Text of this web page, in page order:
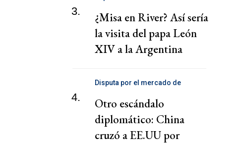
3.
¿Misa en River? Así sería
la visita del papa León
XIV a la Argentina
4.
Disputa por el mercado de
Otro escándalo
diplomático: China
cruzó a EE.UU por